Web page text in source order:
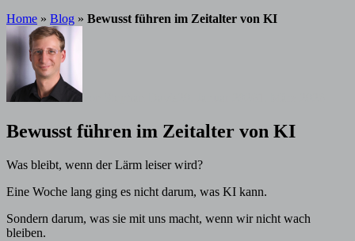
Home » Blog » Bewusst führen im Zeitalter von KI
Bewusst führen im Zeitalter von KI
Was bleibt, wenn der Lärm leiser wird?
Eine Woche lang ging es nicht darum, was KI kann.
Sondern darum, was sie mit uns macht, wenn wir nicht wach
bleiben.